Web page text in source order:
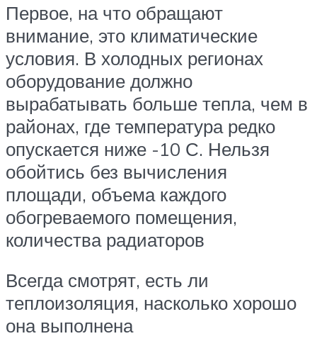
Первое, на что обращают
внимание, это климатические
условия. В холодных регионах
оборудование должно
вырабатывать больше тепла, чем в
районах, где температура редко
опускается ниже -10 С. Нельзя
обойтись без вычисления
площади, объема каждого
обогреваемого помещения,
количества радиаторов
Всегда смотрят, есть ли
теплоизоляция, насколько хорошо
она выполнена